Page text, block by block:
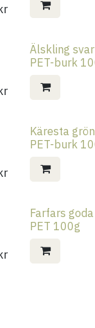
kr
kr
Älskling
PET-burk
kr
Käresta
PET-burk
kr
Farfars
PET 100g